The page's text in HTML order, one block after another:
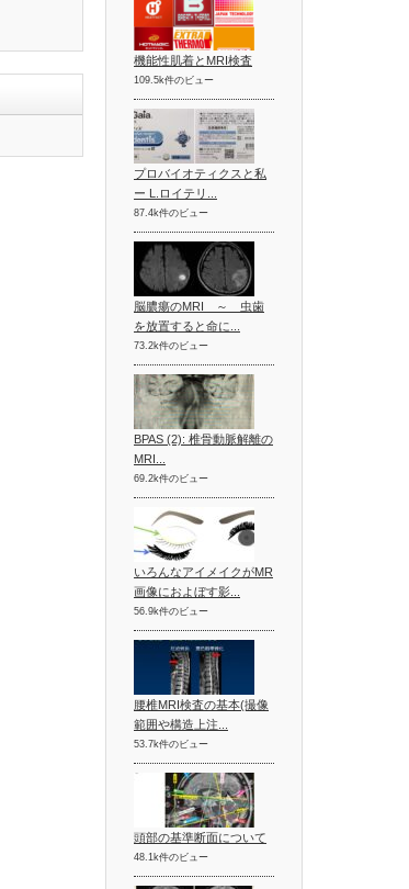
機能性肌着とMRI検査
109.5k件のビュー
プロバイオティクスと私
ー L.ロイテリ...
87.4k件のビュー
脳膿瘍のMRI ～ 虫歯
を放置すると命に...
73.2k件のビュー
BPAS (2): 椎骨動脈解離の
MRI...
69.2k件のビュー
いろんなアイメイクがMR
画像におよぼす影...
56.9k件のビュー
腰椎MRI検査の基本(撮像
範囲や構造上注...
53.7k件のビュー
頭部の基準断面について
48.1k件のビュー